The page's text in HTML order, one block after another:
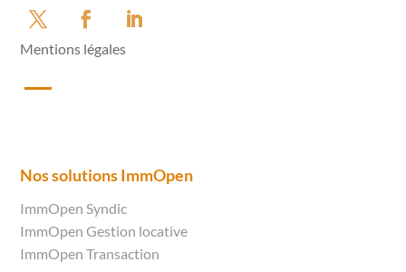
Mentions légales
Nos solutions ImmOpen
ImmOpen Syndic
ImmOpen Gestion locative
ImmOpen Transaction